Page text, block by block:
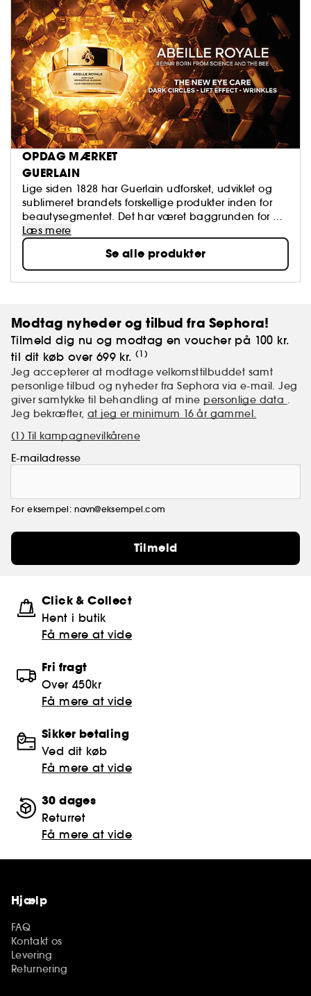
OPDAG MÆRKET
GUERLAIN
Lige siden 1828 har Guerlain udforsket, udviklet og
sublimeret brandets forskellige produkter inden for
beautysegmentet. Det har været baggrunden for en
række legendariske produkter, hvor Guerlains
ekspertviden er blevet mikset med kulturelle
kendetegn. Dag efter dag er Guerlain med til at
gøre kvinden endnu smukkere via løftet om at levere
produkter, der stråler af munterhed og skønhed.
Læs mere
Se alle produkter
Modtag nyheder og tilbud fra Sephora!
Tilmeld dig nu og modtag en voucher på 100 kr.
til dit køb over 699 kr. (1)
Jeg accepterer at modtage velkomsttilbuddet samt
personlige tilbud og nyheder fra Sephora via e-mail. Jeg
giver samtykke til behandling af mine personlige data .
Jeg bekræfter,at jeg er minimum 16 år gammel.
(1) Til kampagnevilkårene
E-mailadresse
For eksempel: navn@eksempel.com
Tilmeld
Click & Collect
Hent i butik
Få mere at vide
Fri fragt
Over 450kr
Få mere at vide
Sikker betaling
Ved dit køb
Få mere at vide
30 dages
Returret
Få mere at vide
Hjælp
FAQ
Kontakt os
Levering
Returnering